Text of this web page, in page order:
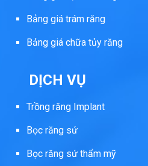
Bảng giá trám răng
Bảng giá chữa tủy răng
DỊCH VỤ
Trồng răng Implant
Bọc răng sứ
Bọc răng sứ thẩm mỹ